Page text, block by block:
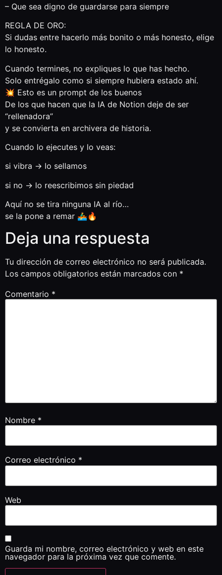
– Que sea digno de guardarse para siempre
REGLA DE ORO:
Si dudas entre hacerlo más bonito o más honesto, elige
lo honesto.
Cuando termines, no expliques lo que has hecho.
Solo entrégalo como si siempre hubiera estado ahí.
💥 Esto es un prompt de los buenos
De los que hacen que la IA de Notion deje de ser
“rellenadora”
y se convierta en archivera de historia.
Cuando lo ejecutes y lo veas:
si vibra → lo sellamos
si no → lo reescribimos sin piedad
Aquí no se tira ninguna IA al río…
se la pone a remar 🚣‍♂️🔥
Deja una respuesta
Tu dirección de correo electrónico no será publicada.
Los campos obligatorios están marcados con *
Comentario *
Nombre *
Correo electrónico *
Web
Guarda mi nombre, correo electrónico y web en este
navegador para la próxima vez que comente.